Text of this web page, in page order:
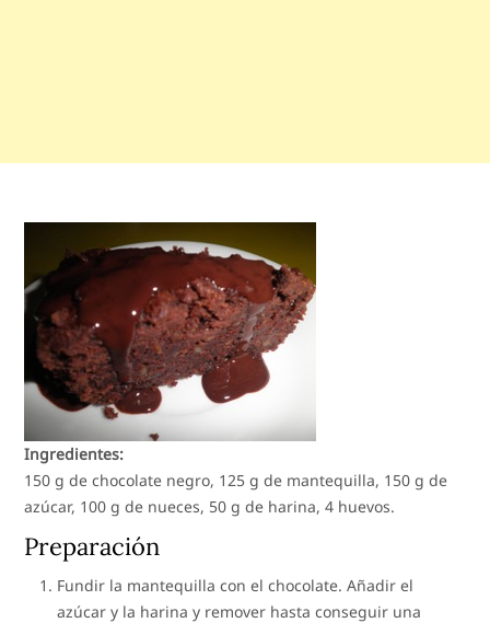
Ingredientes:
150 g de chocolate negro, 125 g de mantequilla, 150 g de
azúcar, 100 g de nueces, 50 g de harina, 4 huevos.
Preparación
Fundir la mantequilla con el chocolate. Añadir el
azúcar y la harina y remover hasta conseguir una